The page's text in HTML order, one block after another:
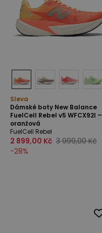
Sleva
Dámské boty New Balance
FuelCell Rebel v5 WFCX92I –
oranžová
FuelCell Rebel
2 899,00 Kč 3 999,00 Kč
-28%